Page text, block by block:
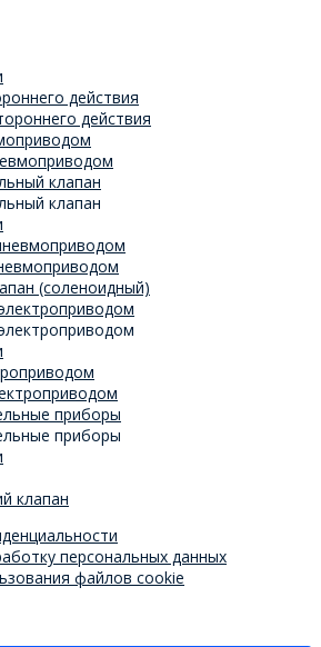
действия
действия
клапан
клапан
(соленоидный)
приборы
приборы
клапан
персональных данных
файлов cookie